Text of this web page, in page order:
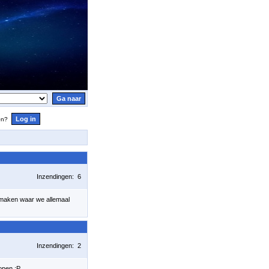
Inzendingen: 6
waar we allemaal
Inzendingen: 2